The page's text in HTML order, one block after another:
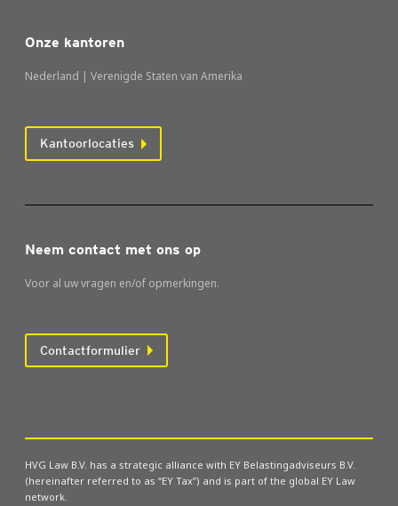
Onze kantoren
Nederland | Verenigde Staten van Amerika
Kantoorlocaties
Neem contact met ons op
Voor al uw vragen en/of opmerkingen.
Contactformulier
HVG Law B.V. has a strategic alliance with EY Belastingadviseurs B.V.
(hereinafter referred to as “EY Tax”) and is part of the global EY Law
network.